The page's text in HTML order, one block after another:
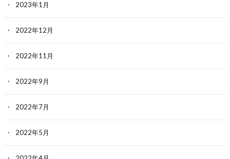
2023年1月
2022年12月
2022年11月
2022年9月
2022年7月
2022年5月